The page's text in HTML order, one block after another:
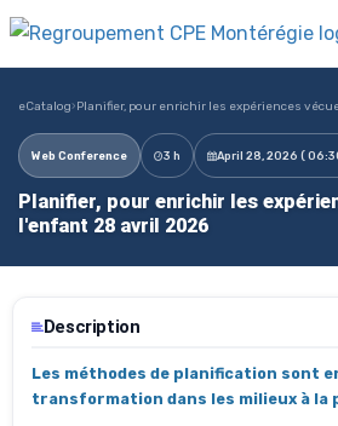
eCatalog›Planifier, pour enrichir les expériences
Web Conference 3 h April 28, 2026 (
Planifier, pour enrichir les
l'enfant 28 avril 2026
Description
Les méthodes de planification sont
transformation dans les milieux à la